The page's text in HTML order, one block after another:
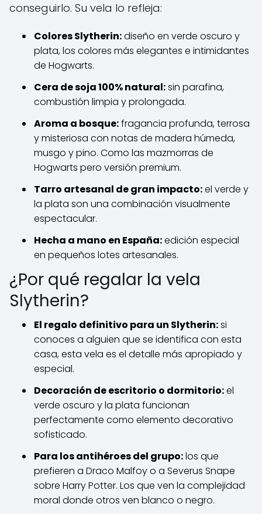
conseguirlo. Su vela lo refleja:
Colores Slytherin:diseño en verde oscuro y
plata, los colores más elegantes e intimidantes
de Hogwarts.
Cera de soja 100% natural:sin parafina,
combustión limpia y prolongada.
Aroma a bosque:fragancia profunda, terrosa
y misteriosa con notas de madera húmeda,
musgo y pino. Como las mazmorras de
Hogwarts pero versión premium.
Tarro artesanal de gran impacto:el verde y
la plata son una combinación visualmente
espectacular.
Hecha a mano en España:edición especial
en pequeños lotes artesanales.
¿Por qué regalar la vela
Slytherin?
El regalo definitivo para un Slytherin:si
conoces a alguien que se identifica con esta
casa, esta vela es el detalle más apropiado y
especial.
Decoración de escritorio o dormitorio:el
verde oscuro y la plata funcionan
perfectamente como elemento decorativo
sofisticado.
Para los antihéroes del grupo:los que
prefieren a Draco Malfoy o a Severus Snape
sobre Harry Potter. Los que ven la complejidad
moral donde otros ven blanco o negro.